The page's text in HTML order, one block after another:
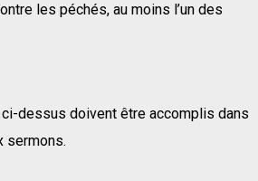
les péchés, au moins l’un des
dessus doivent être accomplis dans
sermons.